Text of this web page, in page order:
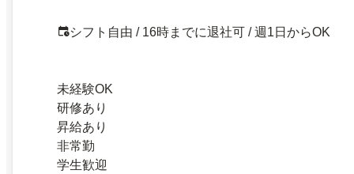
シフト自由 / 16時までに退社可 / 週1日からOK
未経験OK
研修あり
昇給あり
非常勤
学生歓迎